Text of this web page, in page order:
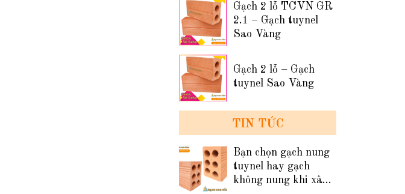
Gạch 2 lỗ TCVN GR
2.1 – Gạch tuynel
Sao Vàng
Gạch 2 lỗ – Gạch
tuynel Sao Vàng
TIN TỨC
Bạn chọn gạch nung
tuynel hay gạch
không nung khi xây